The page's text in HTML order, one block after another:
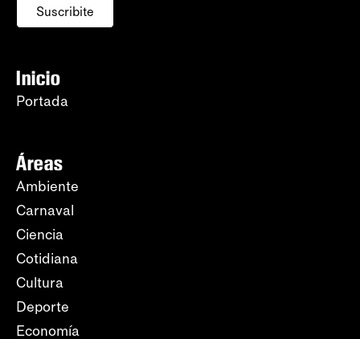
Suscribite
Inicio
Portada
Áreas
Ambiente
Carnaval
Ciencia
Cotidiana
Cultura
Deporte
Economía